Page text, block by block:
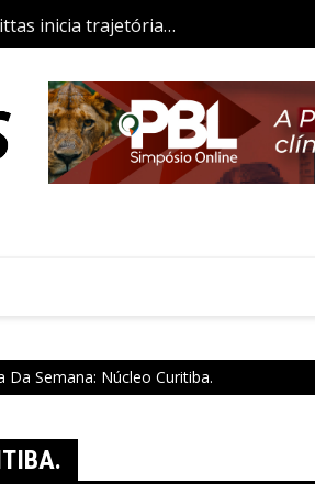
inicia trajetória
Da Semana: Núcleo Curitiba.